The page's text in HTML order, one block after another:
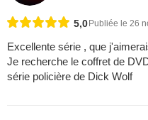
5,0Publiée le 26
Excellente série , que
Je recherche le coffret de
série policière de Dick Wolf